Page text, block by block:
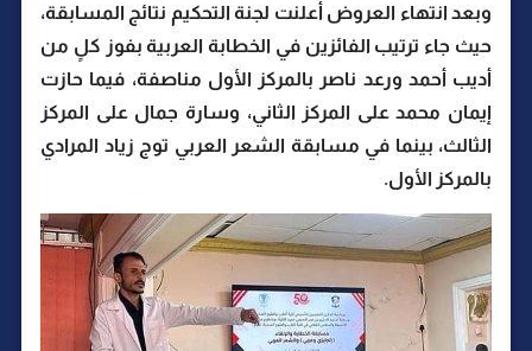
وبعد انتهاء العروض أعلنت لجنة التحكيم نتائج المسابقة،
حيث جاء ترتيب الفائزين في الخطابة العربية بفوز كلٍ من
أديب أحمد ورعد ناصر بالمركز الأول مناصفة، فيما حازت
إيمان محمد على المركز الثاني، وسارة جمال على المركز
الثالث، بينما في مسابقة الشعر العربي توج زياد المرادي
بالمركز الأول.